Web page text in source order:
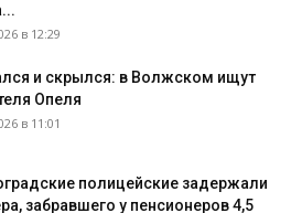
в 12:29
и скрылся: в Волжском ищут
Опеля
в 11:01
полицейские задержали
забравшего у пенсионеров 4,5